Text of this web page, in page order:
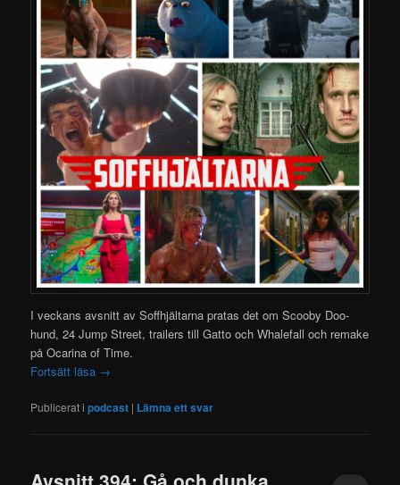
I veckans avsnitt av Soffhjältarna pratas det om Scooby Doo-
hund, 24 Jump Street, trailers till Gatto och Whalefall och remake
på Ocarina of Time.
Fortsätt läsa →
Publicerat i podcast | Lämna ett svar